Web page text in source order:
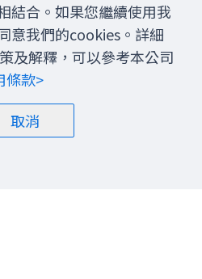
結合。如果您繼續使用我
意我們的cookies。詳細
及解釋，可以參考本公司
條款>
取消